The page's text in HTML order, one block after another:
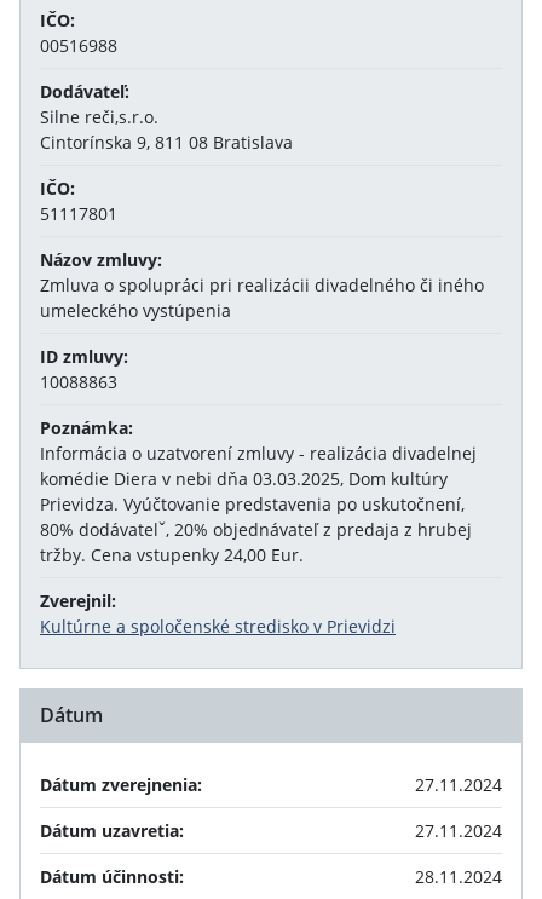
IČO:
00516988
Dodávateľ:
Silne reči,s.r.o.
Cintorínska 9, 811 08 Bratislava
IČO:
51117801
Názov zmluvy:
Zmluva o spolupráci pri realizácii divadelného či iného
umeleckého vystúpenia
ID zmluvy:
10088863
Poznámka:
Informácia o uzatvorení zmluvy - realizácia divadelnej
komédie Diera v nebi dňa 03.03.2025, Dom kultúry
Prievidza. Vyúčtovanie predstavenia po uskutočnení,
80% dodávatelˇ, 20% objednávateľ z predaja z hrubej
tržby. Cena vstupenky 24,00 Eur.
Zverejnil:
Kultúrne a spoločenské stredisko v Prievidzi
Dátum
Dátum zverejnenia:
27.11.2024
Dátum uzavretia:
27.11.2024
Dátum účinnosti:
28.11.2024